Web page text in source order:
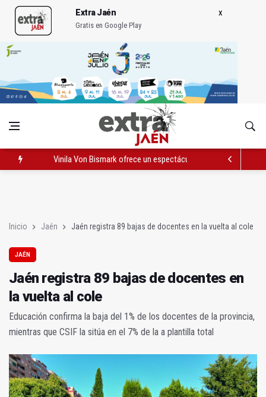
Extra Jaén
Gratis en Google Play
Vinila Von Bismark ofrece un espectáculo "rompedor" en el
Inicio Jaén Jaén registra 89 bajas de docentes en la vuelta al cole
JAÉN
Jaén registra 89 bajas de docentes en
la vuelta al cole
Educación confirma la baja del 1% de los docentes de la provincia,
mientras que CSIF la sitúa en el 7% de la a plantilla total